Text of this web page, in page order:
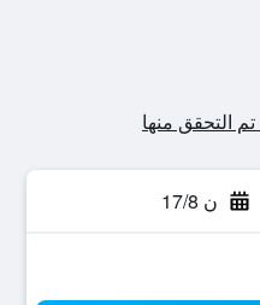
ن 17/8